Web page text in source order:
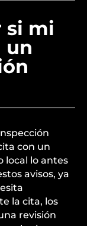
si mi
un
con un
local lo antes
avisos, ya
la cita, los
revisión